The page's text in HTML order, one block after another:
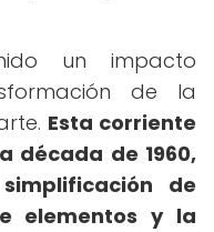
un impacto
de la
Esta corriente
década de 1960,
de
elementos y la